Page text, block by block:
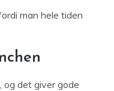
man hele tiden
det giver gode